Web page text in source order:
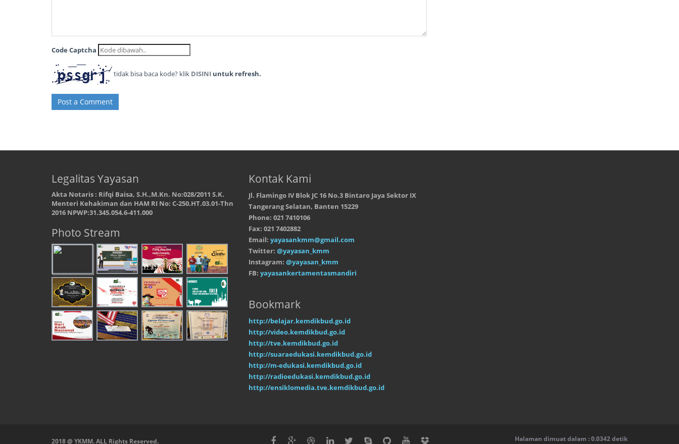
Code Captcha
tidak bisa baca kode? klik DISINI untuk refresh.
Post a Comment
Legalitas Yayasan
Akta Notaris : Rifqi Baisa, S.H.,M.Kn. No:028/2011 S.K.
Menteri Kehakiman dan HAM RI No: C-250.HT.03.01-Thn
2016 NPWP:31.345.054.6-411.000
Photo Stream
Kontak Kami
Jl. Flamingo IV Blok JC 16 No.3 Bintaro Jaya Sektor IX
Tangerang Selatan, Banten 15229
Phone: 021 7410106
Fax: 021 7402882
Email: yayasankmm@gmail.com
Twitter: @yayasan_kmm
Instagram: @yayasan_kmm
FB: yayasankertamentasmandiri
Bookmark
http://belajar.kemdikbud.go.id
http://video.kemdikbud.go.id
http://tve.kemdikbud.go.id
http://suaraedukasi.kemdikbud.go.id
http://m-edukasi.kemdikbud.go.id
http://radioedukasi.kemdikbud.go.id
http://ensiklomedia.tve.kemdikbud.go.id
2018 @ YKMM. ALL Rights Reserved. Halaman dimuat dalam : 0.0342 detik